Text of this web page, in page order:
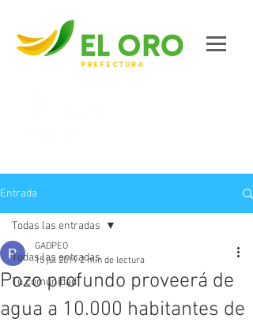
Entrada
Todas las entradas
Tu comunidad
Todas las entradas
Pozo profundo proveerá de
agua a 10.000 habitantes de
GADPEO
15 jul 2019 2 min de lectura